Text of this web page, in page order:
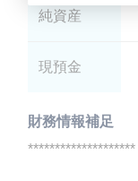
純資産
現預金
財務情報補足
********************